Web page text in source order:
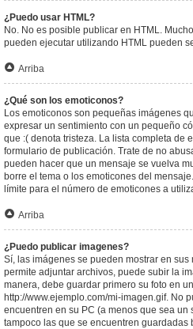
¿Puedo usar HTML?
No. No es posible publicar en HTML.
pueden ejecutar utilizando HTML pueden
Arriba
¿Qué son los emoticonos?
Los emoticonos son pequeñas imágenes
expresar un sentimiento con un pequeño
que :( denota tristeza. La lista completa de
formulario de publicación. Trate de no
pueden hacer que un mensaje se vuelva
borre el tema o los emoticones del
límite para el número de emoticones a
Arriba
¿Puedo publicar imagenes?
Sí, las imágenes se pueden mostrar en
permite adjuntar archivos, puede subir la
manera, debe guardar primero su foto en
http://www.ejemplo.com/mi-imagen.gif. No
encuentren en su PC (a menos que sea un
tampoco las que se encuentren